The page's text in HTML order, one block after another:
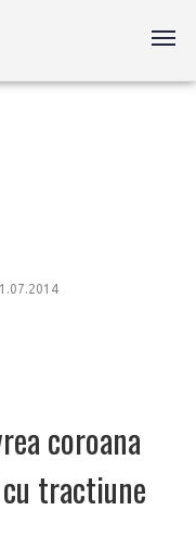
coroana
tractiune